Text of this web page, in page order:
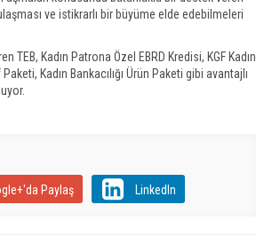
ve istikrarlı bir büyüme elde edebilmeleri
Kadın Patrona Özel EBRD Kredisi, KGF Kadın
Kadın Bankacılığı Ürün Paketi gibi avantajlı
Paylaş LinkedIn